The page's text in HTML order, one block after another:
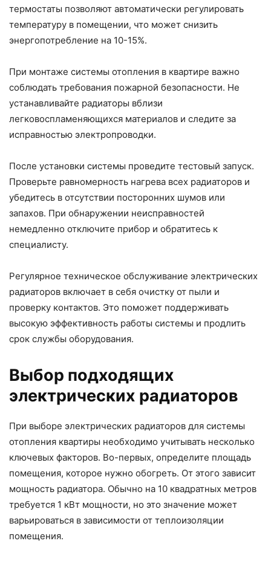
термостаты позволяют автоматически регулировать
температуру в помещении, что может снизить
энергопотребление на 10-15%.
При монтаже системы отопления в квартире важно
соблюдать требования пожарной безопасности. Не
устанавливайте радиаторы вблизи
легковоспламеняющихся материалов и следите за
исправностью электропроводки.
После установки системы проведите тестовый запуск.
Проверьте равномерность нагрева всех радиаторов и
убедитесь в отсутствии посторонних шумов или
запахов. При обнаружении неисправностей
немедленно отключите прибор и обратитесь к
специалисту.
Регулярное техническое обслуживание электрических
радиаторов включает в себя очистку от пыли и
проверку контактов. Это поможет поддерживать
высокую эффективность работы системы и продлить
срок службы оборудования.
Выбор подходящих
электрических радиаторов
При выборе электрических радиаторов для системы
отопления квартиры необходимо учитывать несколько
ключевых факторов. Во-первых, определите площадь
помещения, которое нужно обогреть. От этого зависит
мощность радиатора. Обычно на 10 квадратных метров
требуется 1 кВт мощности, но это значение может
варьироваться в зависимости от теплоизоляции
помещения.